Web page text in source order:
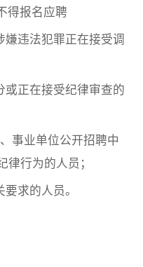
得报名应聘
违法犯罪正在接受调
正在接受纪律审查的
事业单位公开招聘中
行为的人员；
求的人员。